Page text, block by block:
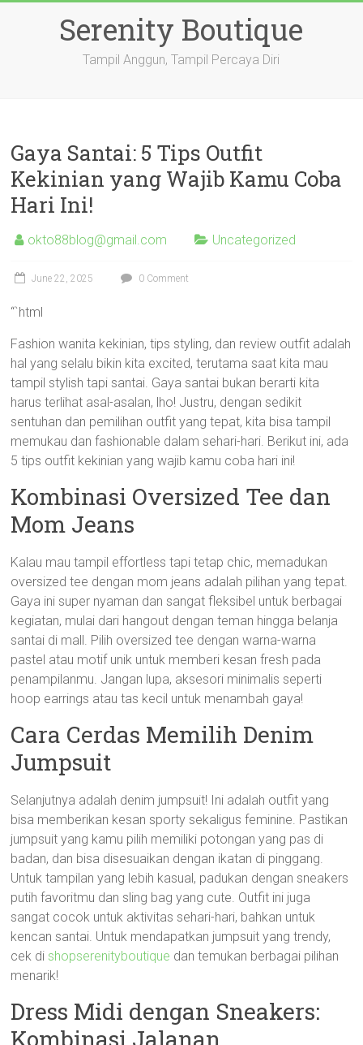
Serenity Boutique
Tampil Anggun, Tampil Percaya Diri
Gaya Santai: 5 Tips Outfit
Kekinian yang Wajib Kamu Coba
Hari Ini!
okto88blog@gmail.com Uncategorized
June 22, 2025 0 Comment
“`html
Fashion wanita kekinian, tips styling, dan review outfit adalah
hal yang selalu bikin kita excited, terutama saat kita mau
tampil stylish tapi santai. Gaya santai bukan berarti kita
harus terlihat asal-asalan, lho! Justru, dengan sedikit
sentuhan dan pemilihan outfit yang tepat, kita bisa tampil
memukau dan fashionable dalam sehari-hari. Berikut ini, ada
5 tips outfit kekinian yang wajib kamu coba hari ini!
Kombinasi Oversized Tee dan
Mom Jeans
Kalau mau tampil effortless tapi tetap chic, memadukan
oversized tee dengan mom jeans adalah pilihan yang tepat.
Gaya ini super nyaman dan sangat fleksibel untuk berbagai
kegiatan, mulai dari hangout dengan teman hingga belanja
santai di mall. Pilih oversized tee dengan warna-warna
pastel atau motif unik untuk memberi kesan fresh pada
penampilanmu. Jangan lupa, aksesori minimalis seperti
hoop earrings atau tas kecil untuk menambah gaya!
Cara Cerdas Memilih Denim
Jumpsuit
Selanjutnya adalah denim jumpsuit! Ini adalah outfit yang
bisa memberikan kesan sporty sekaligus feminine. Pastikan
jumpsuit yang kamu pilih memiliki potongan yang pas di
badan, dan bisa disesuaikan dengan ikatan di pinggang.
Untuk tampilan yang lebih kasual, padukan dengan sneakers
putih favoritmu dan sling bag yang cute. Outfit ini juga
sangat cocok untuk aktivitas sehari-hari, bahkan untuk
kencan santai. Untuk mendapatkan jumpsuit yang trendy,
cek di shopserenityboutique dan temukan berbagai pilihan
menarik!
Dress Midi dengan Sneakers:
Kombinasi Jalanan